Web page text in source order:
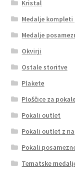
Kristal
Medalje kompleti
Medalje
Okvirji
Ostale storitve
Plakete
Ploščice za
Pokali outlet
Pokali outlet z
Pokali
Tematske